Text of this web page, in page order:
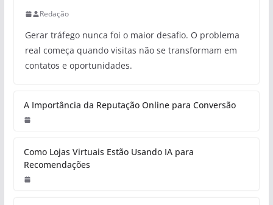
Redação
Gerar tráfego nunca foi o maior desafio. O problema
real começa quando visitas não se transformam em
contatos e oportunidades.
A Importância da Reputação Online para Conversão
Como Lojas Virtuais Estão Usando IA para
Recomendações